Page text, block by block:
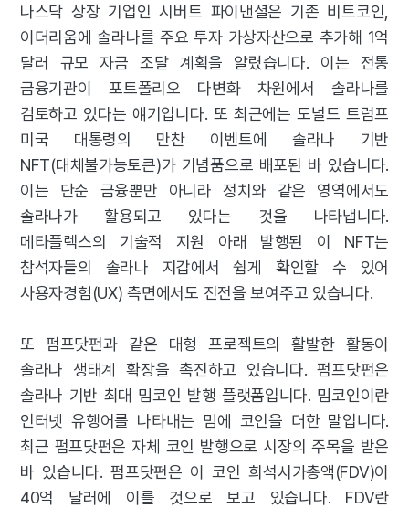
나스닥 상장 기업인 시버트 파이낸셜은 기존 비트코인,
이더리움에 솔라나를 주요 투자 가상자산으로 추가해 1억
달러 규모 자금 조달 계획을 알렸습니다. 이는 전통
금융기관이 포트폴리오 다변화 차원에서 솔라나를
검토하고 있다는 얘기입니다. 또 최근에는 도널드 트럼프
미국 대통령의 만찬 이벤트에 솔라나 기반
NFT(대체불가능토큰)가 기념품으로 배포된 바 있습니다.
이는 단순 금융뿐만 아니라 정치와 같은 영역에서도
솔라나가 활용되고 있다는 것을 나타냅니다.
메타플렉스의 기술적 지원 아래 발행된 이 NFT는
참석자들의 솔라나 지갑에서 쉽게 확인할 수 있어
사용자경험(UX) 측면에서도 진전을 보여주고 있습니다.
또 펌프닷펀과 같은 대형 프로젝트의 활발한 활동이
솔라나 생태계 확장을 촉진하고 있습니다. 펌프닷펀은
솔라나 기반 최대 밈코인 발행 플랫폼입니다. 밈코인이란
인터넷 유행어를 나타내는 밈에 코인을 더한 말입니다.
최근 펌프닷펀은 자체 코인 발행으로 시장의 주목을 받은
바 있습니다. 펌프닷펀은 이 코인 희석시가총액(FDV)이
40억 달러에 이를 것으로 보고 있습니다. FDV란